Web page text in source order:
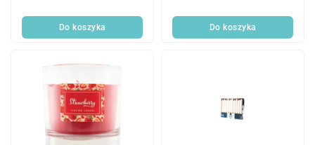
Do koszyka Do koszyka